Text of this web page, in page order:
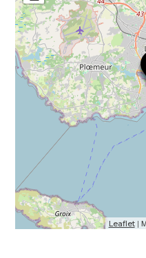
lundis en juillet et 2
Uniquement sur
Langues parlées :
Leaflet|